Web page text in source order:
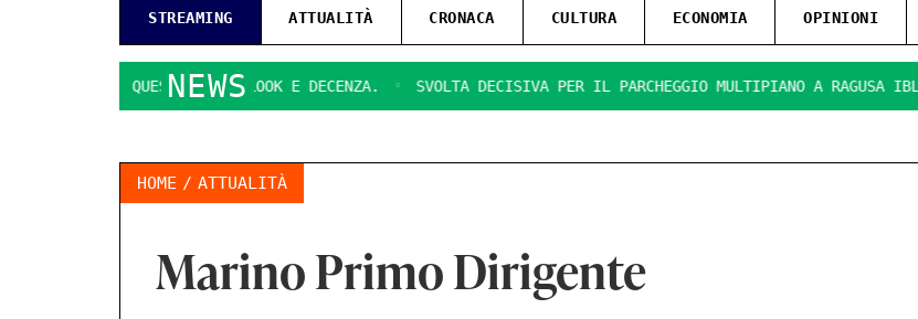
STREAMING ATTUALITÀ CRONACA CULTURA ECONOMIA OPINIONI
NEWS
QUESTIONI DI LOOK E DECENZA. SVOLTA DECISIVA PER IL PARCHEGGIO MULTIPIANO A RAGUSA IBLA.
HOME ATTUALITÀ
Marino Primo Dirigente